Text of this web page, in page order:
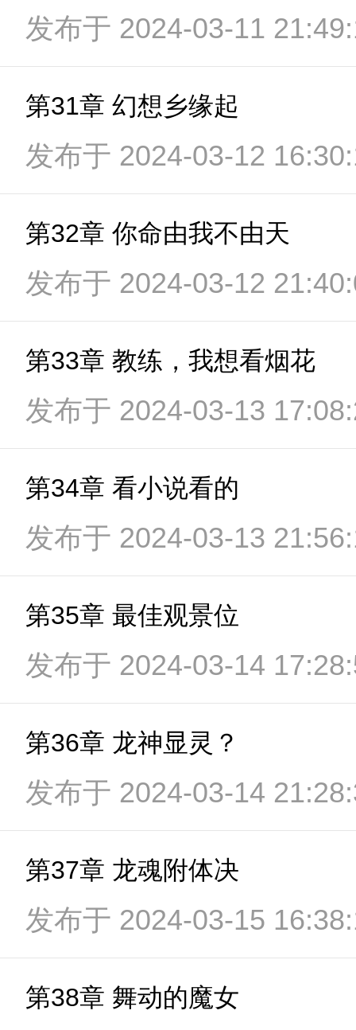
发布于 2024-03-11
第31章 幻想乡缘起
发布于 2024-03-12
第32章 你命由我不由天
发布于 2024-03-12
第33章 教练，我想看烟花
发布于 2024-03-13
第34章 看小说看的
发布于 2024-03-13
第35章 最佳观景位
发布于 2024-03-14
第36章 龙神显灵？
发布于 2024-03-14
第37章 龙魂附体决
发布于 2024-03-15
第38章 舞动的魔女